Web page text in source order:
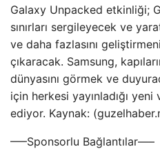
Galaxy Unpacked etkinliği;
sınırları sergileyecek ve
ve daha fazlasını
çıkaracak. Samsung,
dünyasını görmek ve
için herkesi yayınladığı
ediyor. Kaynak:
—–Sponsorlu Bağlantılar—–